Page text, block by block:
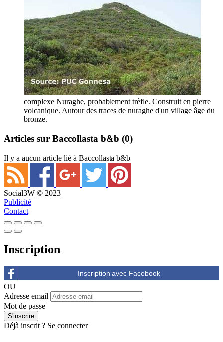
complexe Nuraghe, probablement trèfle. Construit en pierre
volcanique. Autour des traces de nuraghe d'un village âge du
bronze.
Articles sur Baccollasta b&b (0)
Il y a aucun article lié à Baccollasta b&b
Social3W © 2023
Publicité
Contact
Inscription
OU
Adresse email
Mot de passe
Déjà inscrit ? Se connecter